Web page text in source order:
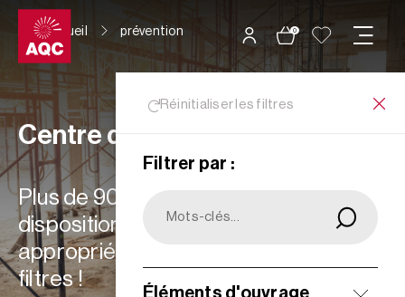
Panneau de gestion des cookies
0
Accueil prévention
Réinitialiser les filtres
Filtrer par :
Éléments d'ouvrage
Centre de ressources
Plus de 900 ressources à votre
disposition : choisissez les plus
appropriées à vos besoins grâce aux
filtres !